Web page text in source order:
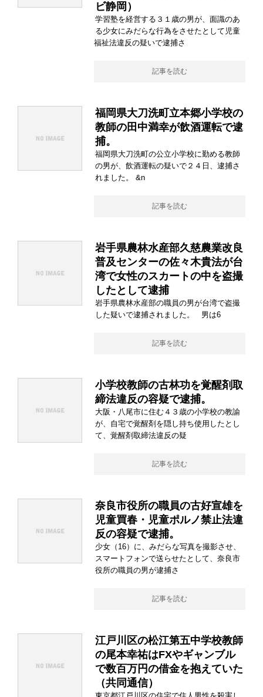
ビ静岡）
学習塾を経営する３１歳の男が、面識のあ
る少女にみだらな行為をさせたとして児童
福祉法違反の疑いで逮捕さ
記事を読む
福岡県大刀洗町立本郷小学校の
教師の田中満幸が飲酒運転で逮
捕。
福岡県大刀洗町の公立小学校に勤める教師
の男が、飲酒運転の疑いで２４日、逮捕さ
れました。 &n
記事を読む
岩手県農林水産部久慈農業改良
普及センターの佐々木貴法が台
湾で女性のスカートの中を盗撮
したとして逮捕
岩手県農林水産部の職員の男が台湾で盗撮
した疑いで逮捕されました。 男は6
記事を読む
小学校教師の古林功を覚醒剤取
締法違反の容疑で逮捕。
大阪・八尾市に住む４３歳の小学校の教諭
が、自宅で覚醒剤を隠し持ち使用したとし
て、覚醒剤取締法違反の疑
記事を読む
奈良市役所の職員の古好宣雄を
児童買春・児童ポルノ禁止法違
反の容疑で逮捕。
少女（16）に、みだらな写真を撮影させ、
スマートフォンで送らせたとして、奈良市
役所の職員の男が逮捕さ
記事を読む
江戸川区の松江第五中学校教師
の尾本幸祐はFXやギャンブル
で数百万円の借金を抱えていた
（共同通信）